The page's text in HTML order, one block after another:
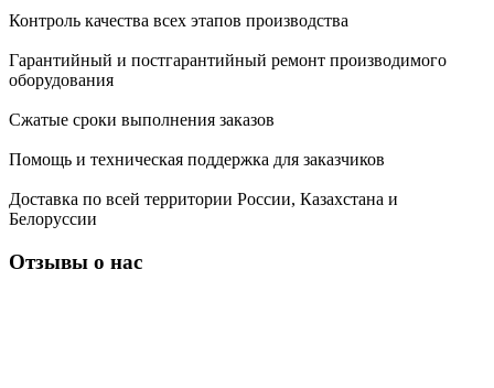
Контроль качества всех этапов производства
Гарантийный и постгарантийный ремонт производимого
оборудования
Сжатые сроки выполнения заказов
Помощь и техническая поддержка для заказчиков
Доставка по всей территории России, Казахстана и
Белоруссии
Отзывы о нас